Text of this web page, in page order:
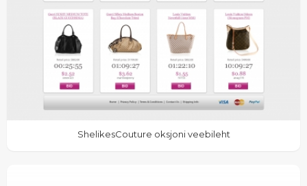
ShelikesCouture oksjoni veebileht